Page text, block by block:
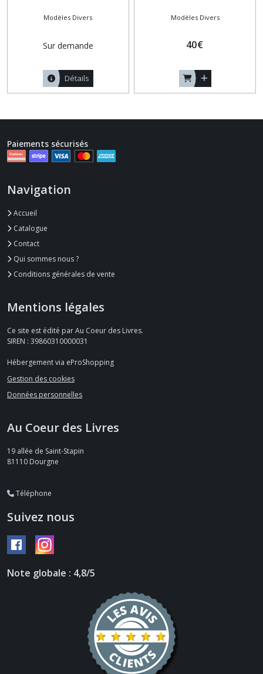
Modèles Divers
Sur demande
Détails
Modèles Divers
40€
Paiements sécurisés
Navigation
Accueil
Catalogue
Contact
Qui sommes nous ?
Conditions générales de vente
Mentions légales
Ce site est édité par Au Coeur des Livres.
SIREN : 39860310000031
Hébergement via eProShopping
Gestion des cookies
Données personnelles
Au Coeur des Livres
19 allée de Saint-Stapin
81110 Dourgne
Téléphone
Suivez nous
Note globale : 4,8/5